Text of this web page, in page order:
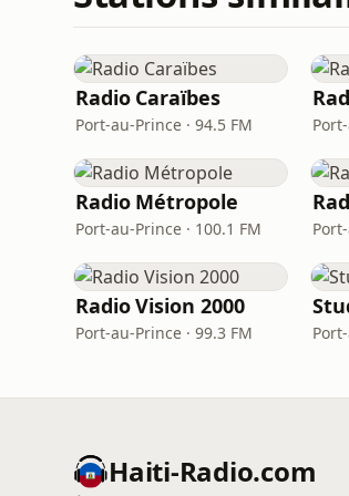
Radio Caraïbes
Port-au-Prince · 94.5 FM
Radio Métropole
Port-au-Prince · 100.1 FM
Radio Vision 2000
Port-au-Prince · 99.3 FM
Haiti-Radio.com